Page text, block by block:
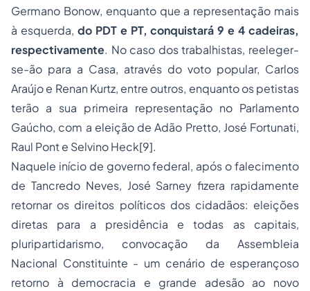
Germano Bonow, enquanto que a representação mais
à esquerda, do PDT e PT, conquistará 9 e 4 cadeiras,
respectivamente. No caso dos trabalhistas, reeleger-
se-ão para a Casa, através do voto popular, Carlos
Araújo e Renan Kurtz, entre outros, enquanto os petistas
terão a sua primeira representação no Parlamento
Gaúcho, com a eleição de Adão Pretto, José Fortunati,
Raul Pont e Selvino Heck[9].
Naquele início de governo federal, após o falecimento
de Tancredo Neves, José Sarney fizera rapidamente
retornar os direitos políticos dos cidadãos: eleições
diretas para a presidência e todas as capitais,
pluripartidarismo, convocação da Assembleia
Nacional Constituinte - um cenário de esperançoso
retorno à democracia e grande adesão ao novo